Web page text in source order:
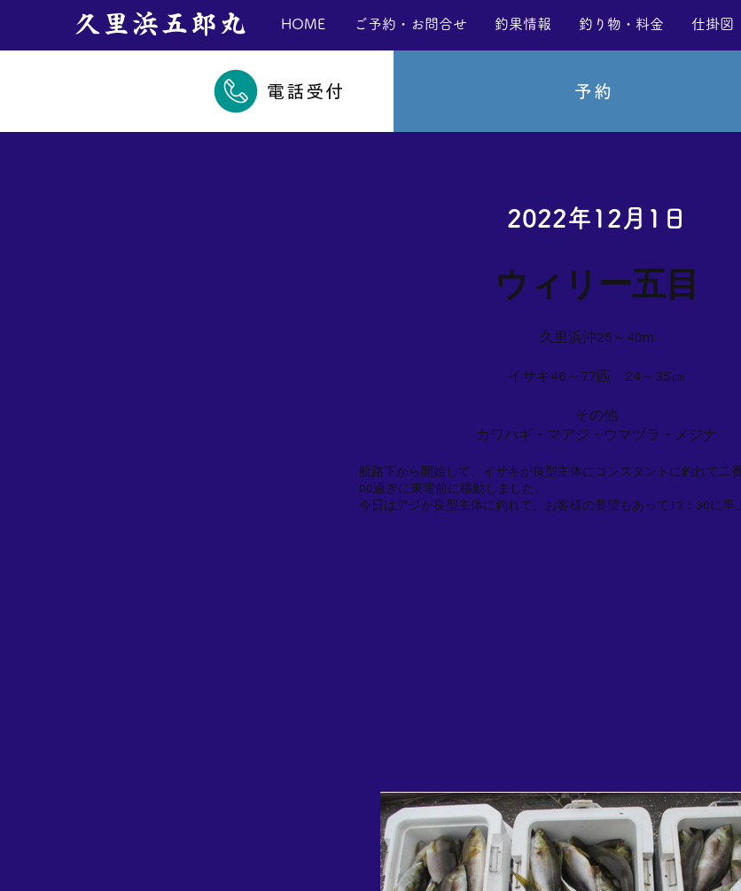
​久里浜五郎丸 HOME ご予約・お問合せ 釣果情報 釣り物・料金 仕掛図
電話受付 予約
2022年12月1日
ウィリー五目
久里浜沖25～40m
イサキ46～77匹 24～35㎝
その他
カワハギ・マアジ・ウマヅラ・メジナ
航路下から開始して、イサキが良型主体にコンスタントに釣れて二
00過ぎに東電前に移動しました。
今日はアジが良型主体に釣れて、お客様の要望もあって13：30に早